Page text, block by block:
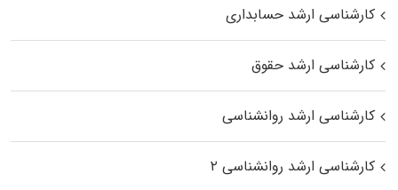
کارشناسی ارشد حسابداری
کارشناسی ارشد حقوق
کارشناسی ارشد روانشناسی
کارشناسی ارشد روانشناسی ۲